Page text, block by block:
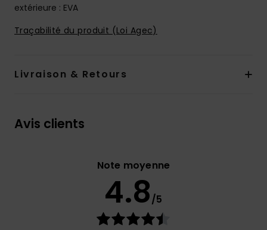
extérieure : EVA
Traçabilité du produit (Loi Agec)
Livraison & Retours
Avis clients
Note moyenne
4.8/5